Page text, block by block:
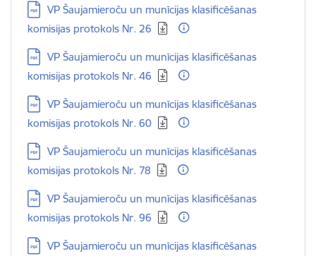
Lejupielādēt:
VP Šaujamieroču un munīcijas klasificēšanas
komisijas protokols Nr. 26
Lejupielādēt:
VP Šaujamieroču un munīcijas klasificēšanas
komisijas protokols Nr. 46
Lejupielādēt:
VP Šaujamieroču un munīcijas klasificēšanas
komisijas protokols Nr. 60
Lejupielādēt:
VP Šaujamieroču un munīcijas klasificēšanas
komisijas protokols Nr. 78
Lejupielādēt:
VP Šaujamieroču un munīcijas klasificēšanas
komisijas protokols Nr. 96
Lejupielādēt:
VP Šaujamieroču un munīcijas klasificēšanas